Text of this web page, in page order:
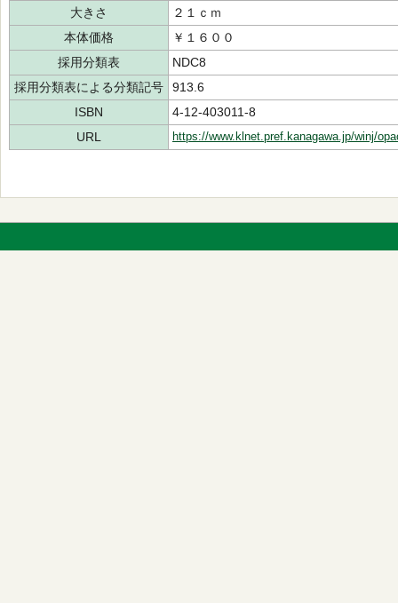
大きさ
２１ｃｍ
本体価格
￥１６００
採用分類表
NDC8
採用分類表による分類記号
913.6
ISBN
4-12-403011-8
URL
https://www.klnet.pref.kanagawa.jp/winj/